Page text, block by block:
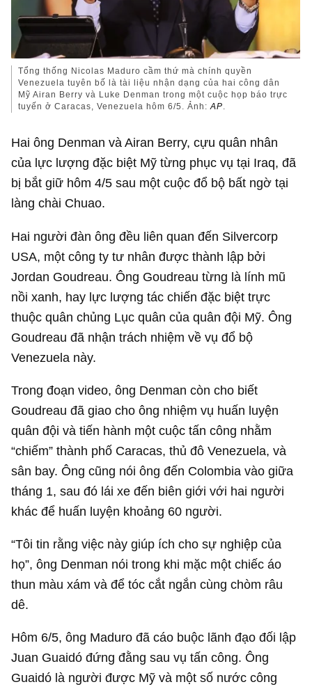
Tổng thống Nicolas Maduro cầm thứ mà chính quyền
Venezuela tuyên bố là tài liệu nhận dạng của hai công dân
Mỹ Airan Berry và Luke Denman trong một cuộc họp báo trực
tuyến ở Caracas, Venezuela hôm 6/5. Ảnh:AP.
Hai ông Denman và Airan Berry, cựu quân nhân
của lực lượng đặc biệt Mỹ từng phục vụ tại Iraq, đã
bị bắt giữ hôm 4/5 sau một cuộc đổ bộ bất ngờ tại
làng chài Chuao.
Hai người đàn ông đều liên quan đến Silvercorp
USA, một công ty tư nhân được thành lập bởi
Jordan Goudreau. Ông Goudreau từng là lính mũ
nồi xanh, hay lực lượng tác chiến đặc biệt trực
thuộc quân chủng Lục quân của quân đội Mỹ. Ông
Goudreau đã nhận trách nhiệm về vụ đổ bộ
Venezuela này.
Trong đoạn video, ông Denman còn cho biết
Goudreau đã giao cho ông nhiệm vụ huấn luyện
quân đội và tiến hành một cuộc tấn công nhằm
“chiếm” thành phố Caracas, thủ đô Venezuela, và
sân bay. Ông cũng nói ông đến Colombia vào giữa
tháng 1, sau đó lái xe đến biên giới với hai người
khác để huấn luyện khoảng 60 người.
“Tôi tin rằng việc này giúp ích cho sự nghiệp của
họ”, ông Denman nói trong khi mặc một chiếc áo
thun màu xám và để tóc cắt ngắn cùng chòm râu
dê.
Hôm 6/5, ông Maduro đã cáo buộc lãnh đạo đối lập
Juan Guaidó đứng đằng sau vụ tấn công. Ông
Guaidó là người được Mỹ và một số nước công